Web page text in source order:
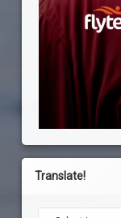
Translate!